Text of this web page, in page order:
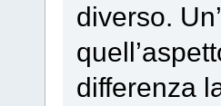
diverso.
differenza